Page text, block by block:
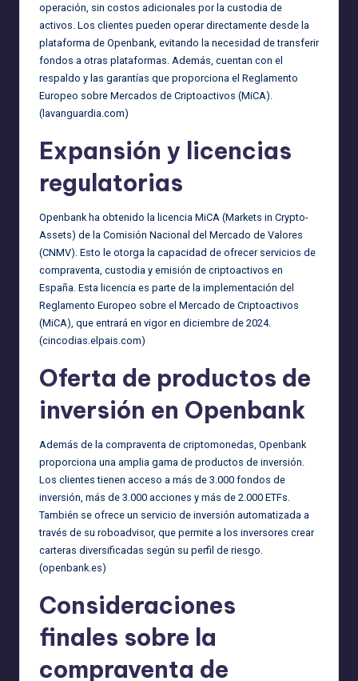
operación, sin costos adicionales por la custodia de
activos. Los clientes pueden operar directamente desde la
plataforma de Openbank, evitando la necesidad de transferir
fondos a otras plataformas. Además, cuentan con el
respaldo y las garantías que proporciona el Reglamento
Europeo sobre Mercados de Criptoactivos (MiCA).
(lavanguardia.com)
Expansión y licencias
regulatorias
Openbank ha obtenido la licencia MiCA (Markets in Crypto-
Assets) de la Comisión Nacional del Mercado de Valores
(CNMV). Esto le otorga la capacidad de ofrecer servicios de
compraventa, custodia y emisión de criptoactivos en
España. Esta licencia es parte de la implementación del
Reglamento Europeo sobre el Mercado de Criptoactivos
(MiCA), que entrará en vigor en diciembre de 2024.
(cincodias.elpais.com)
Oferta de productos de
inversión en Openbank
Además de la compraventa de criptomonedas, Openbank
proporciona una amplia gama de productos de inversión.
Los clientes tienen acceso a más de 3.000 fondos de
inversión, más de 3.000 acciones y más de 2.000 ETFs.
También se ofrece un servicio de inversión automatizada a
través de su roboadvisor, que permite a los inversores crear
carteras diversificadas según su perfil de riesgo.
(openbank.es)
Consideraciones
finales sobre la
compraventa de